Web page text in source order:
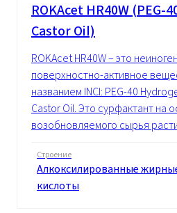
ROKAcet HR40W
Castor Oil)
ROKAcet HR40W – это
поверхностно-активное
названием INCI: PEG-40
Castor Oil. Это сурфактант на
возобновляемого сырья
Строение
Алкоксилированные
кислоты